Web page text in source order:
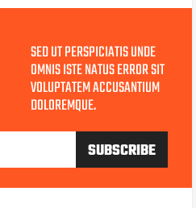
SED UT PERSPICIATIS UNDE
OMNIS ISTE NATUS ERROR SIT
VOLUPTATEM ACCUSANTIUM
DOLOREMQUE.